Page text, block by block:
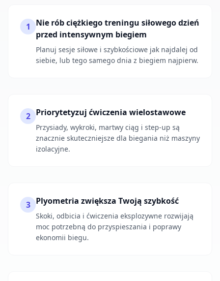
1
Nie rób ciężkiego treningu siłowego dzień
przed intensywnym biegiem
Planuj sesje siłowe i szybkościowe jak najdalej od
siebie, lub tego samego dnia z biegiem najpierw.
2 Priorytetyzuj ćwiczenia wielostawowe
Przysiady, wykroki, martwy ciąg i step-up są
znacznie skuteczniejsze dla biegania niż maszyny
izolacyjne.
3 Plyometria zwiększa Twoją szybkość
Skoki, odbicia i ćwiczenia eksplozywne rozwijają
moc potrzebną do przyspieszania i poprawy
ekonomii biegu.